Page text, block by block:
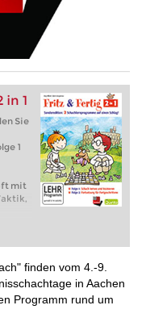
in 1
Sie
1
mit
finden vom 4.-9.
in Aachen
Programm rund um